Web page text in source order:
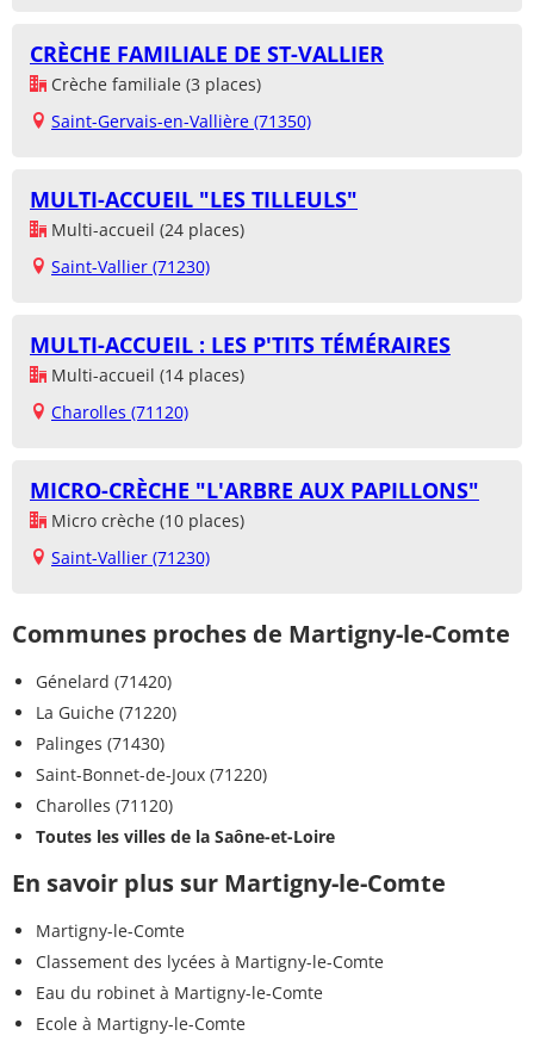
CRÈCHE FAMILIALE DE ST-VALLIER
Crèche familiale (3 places)
Saint-Gervais-en-Vallière (71350)
MULTI-ACCUEIL "LES TILLEULS"
Multi-accueil (24 places)
Saint-Vallier (71230)
MULTI-ACCUEIL : LES P'TITS TÉMÉRAIRES
Multi-accueil (14 places)
Charolles (71120)
MICRO-CRÈCHE "L'ARBRE AUX PAPILLONS"
Micro crèche (10 places)
Saint-Vallier (71230)
Communes proches de Martigny-le-Comte
Génelard (71420)
La Guiche (71220)
Palinges (71430)
Saint-Bonnet-de-Joux (71220)
Charolles (71120)
Toutes les villes de la Saône-et-Loire
En savoir plus sur Martigny-le-Comte
Martigny-le-Comte
Classement des lycées à Martigny-le-Comte
Eau du robinet à Martigny-le-Comte
Ecole à Martigny-le-Comte